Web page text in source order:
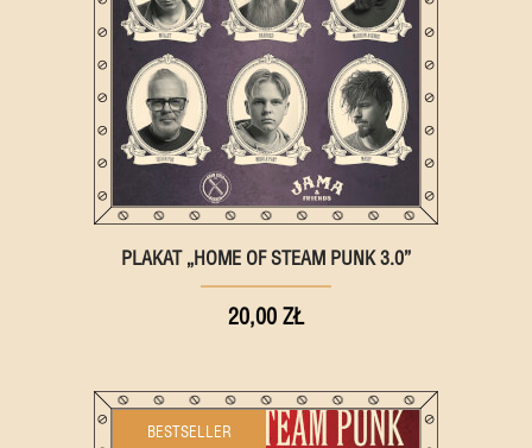
PLAKAT „HOME OF STEAM PUNK 3.0”
20,00 ZŁ
BESTSELLER